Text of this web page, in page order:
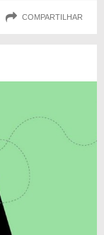
COMPARTILHAR